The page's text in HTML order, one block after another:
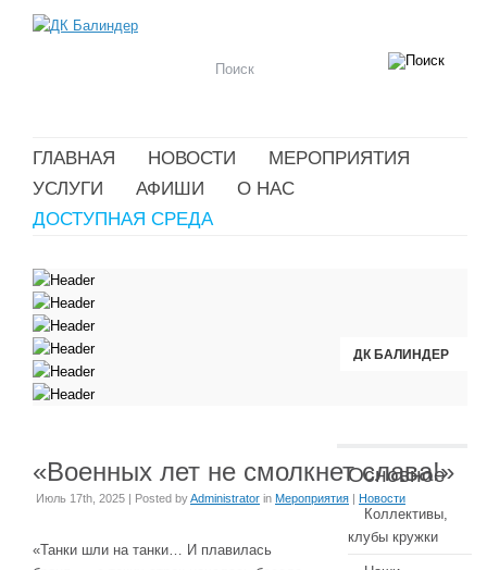
ГЛАВНАЯ НОВОСТИ
МЕРОПРИЯТИЯ
УСЛУГИ
АФИШИ
О НАС
ДОСТУПНАЯ СРЕДА
ДК БАЛИНДЕР
ДК БАЛИНДЕР
ДК БАЛИНДЕР
ДК БАЛИНДЕР
ДК БАЛИНДЕР
ДК БАЛИНДЕР
«Военных лет не смолкнет слава!»
Июль 17th, 2025 | Posted byAdministrator in Мероприятия | Новости
«Танки шли на танки… И плавилась
Основное
Коллективы,
клубы кружки